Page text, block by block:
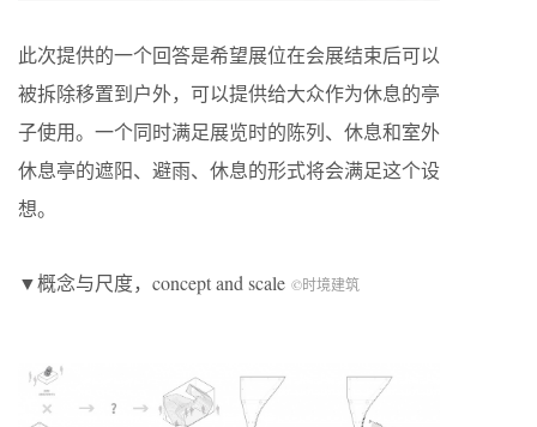
此次提供的一个回答是希望展位在会展结束后可以
被拆除移置到户外，可以提供给大众作为休息的亭
子使用。一个同时满足展览时的陈列、休息和室外
休息亭的遮阳、避雨、休息的形式将会满足这个设
想。
▼概念与尺度，concept and scale ©时境建筑